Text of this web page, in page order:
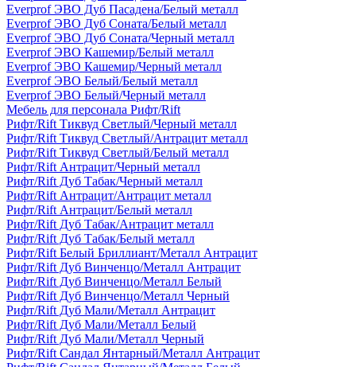
Everprof ЭВО Дуб Пасадена/Белый металл
Everprof ЭВО Дуб Соната/Белый металл
Everprof ЭВО Дуб Соната/Черный металл
Everprof ЭВО Кашемир/Белый металл
Everprof ЭВО Кашемир/Черный металл
Everprof ЭВО Белый/Белый металл
Everprof ЭВО Белый/Черный металл
Мебель для персонала Рифт/Rift
Рифт/Rift Тиквуд Светлый/Черный металл
Рифт/Rift Тиквуд Светлый/Антрацит металл
Рифт/Rift Тиквуд Светлый/Белый металл
Рифт/Rift Антрацит/Черный металл
Рифт/Rift Дуб Табак/Черный металл
Рифт/Rift Антрацит/Антрацит металл
Рифт/Rift Антрацит/Белый металл
Рифт/Rift Дуб Табак/Антрацит металл
Рифт/Rift Дуб Табак/Белый металл
Рифт/Rift Белый Бриллиант/Металл Антрацит
Рифт/Rift Дуб Винченцо/Металл Антрацит
Рифт/Rift Дуб Винченцо/Металл Белый
Рифт/Rift Дуб Винченцо/Металл Черный
Рифт/Rift Дуб Мали/Металл Антрацит
Рифт/Rift Дуб Мали/Металл Белый
Рифт/Rift Дуб Мали/Металл Черный
Рифт/Rift Сандал Янтарный/Металл Антрацит